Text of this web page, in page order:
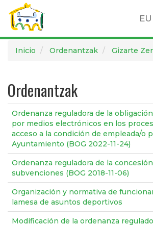
EU
Inicio Ordenantzak Gizarte
Ordenantzak
Ordenanza reguladora de la
por medios electrónicos en los
acceso a la condición de empleada/o
Ayuntamiento (BOG 2022-11-24)
Ordenanza reguladora de la
subvenciones (BOG 2018-11-06)
Organización y normativa de
lamesa de asuntos deportivos
Modificación de la ordenanza